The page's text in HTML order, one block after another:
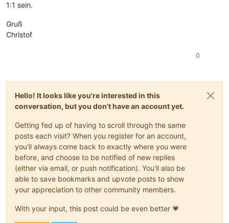
1:1 sein.
Gruß
Christof
0
Hello! It looks like you're interested in this
conversation, but you don't have an account yet.
Getting fed up of having to scroll through the same
posts each visit? When you register for an account,
you'll always come back to exactly where you were
before, and choose to be notified of new replies
(either via email, or push notification). You'll also be
able to save bookmarks and upvote posts to show
your appreciation to other community members.
With your input, this post could be even better 💗